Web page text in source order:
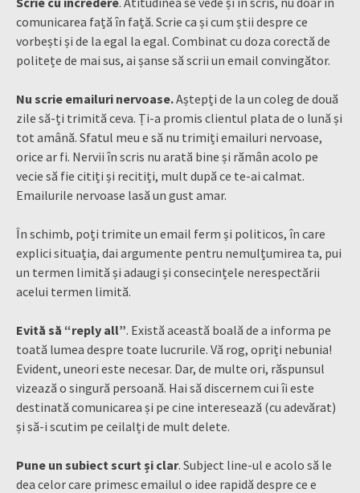
comunicarea față în față. Scrie ca și cum știi despre ce
vorbești și de la egal la egal. Combinat cu doza corectă de
politețe de mai sus, ai șanse să scrii un email convingător.
Nu scrie emailuri nervoase.Aștepți de la un coleg de două
zile să-ți trimită ceva. Ți-a promis clientul plata de o lună și
tot amână. Sfatul meu e să nu trimiți emailuri nervoase,
orice ar fi. Nervii în scris nu arată bine și rămân acolo pe
vecie să fie citiți și recitiți, mult după ce te-ai calmat.
Emailurile nervoase lasă un gust amar.
În schimb, poți trimite un email ferm și politicos, în care
explici situația, dai argumente pentru nemulțumirea ta, pui
un termen limită și adaugi și consecințele nerespectării
acelui termen limită.
Evită să “reply all”. Există această boală de a informa pe
toată lumea despre toate lucrurile. Vă rog, opriți nebunia!
Evident, uneori este necesar. Dar, de multe ori, răspunsul
vizează o singură persoană. Hai să discernem cui îi este
destinată comunicarea și pe cine interesează (cu adevărat)
și să-i scutim pe ceilalți de mult delete.
Pune un subiect scurt și clar. Subject line-ul e acolo să le
dea celor care primesc emailul o idee rapidă despre ce e